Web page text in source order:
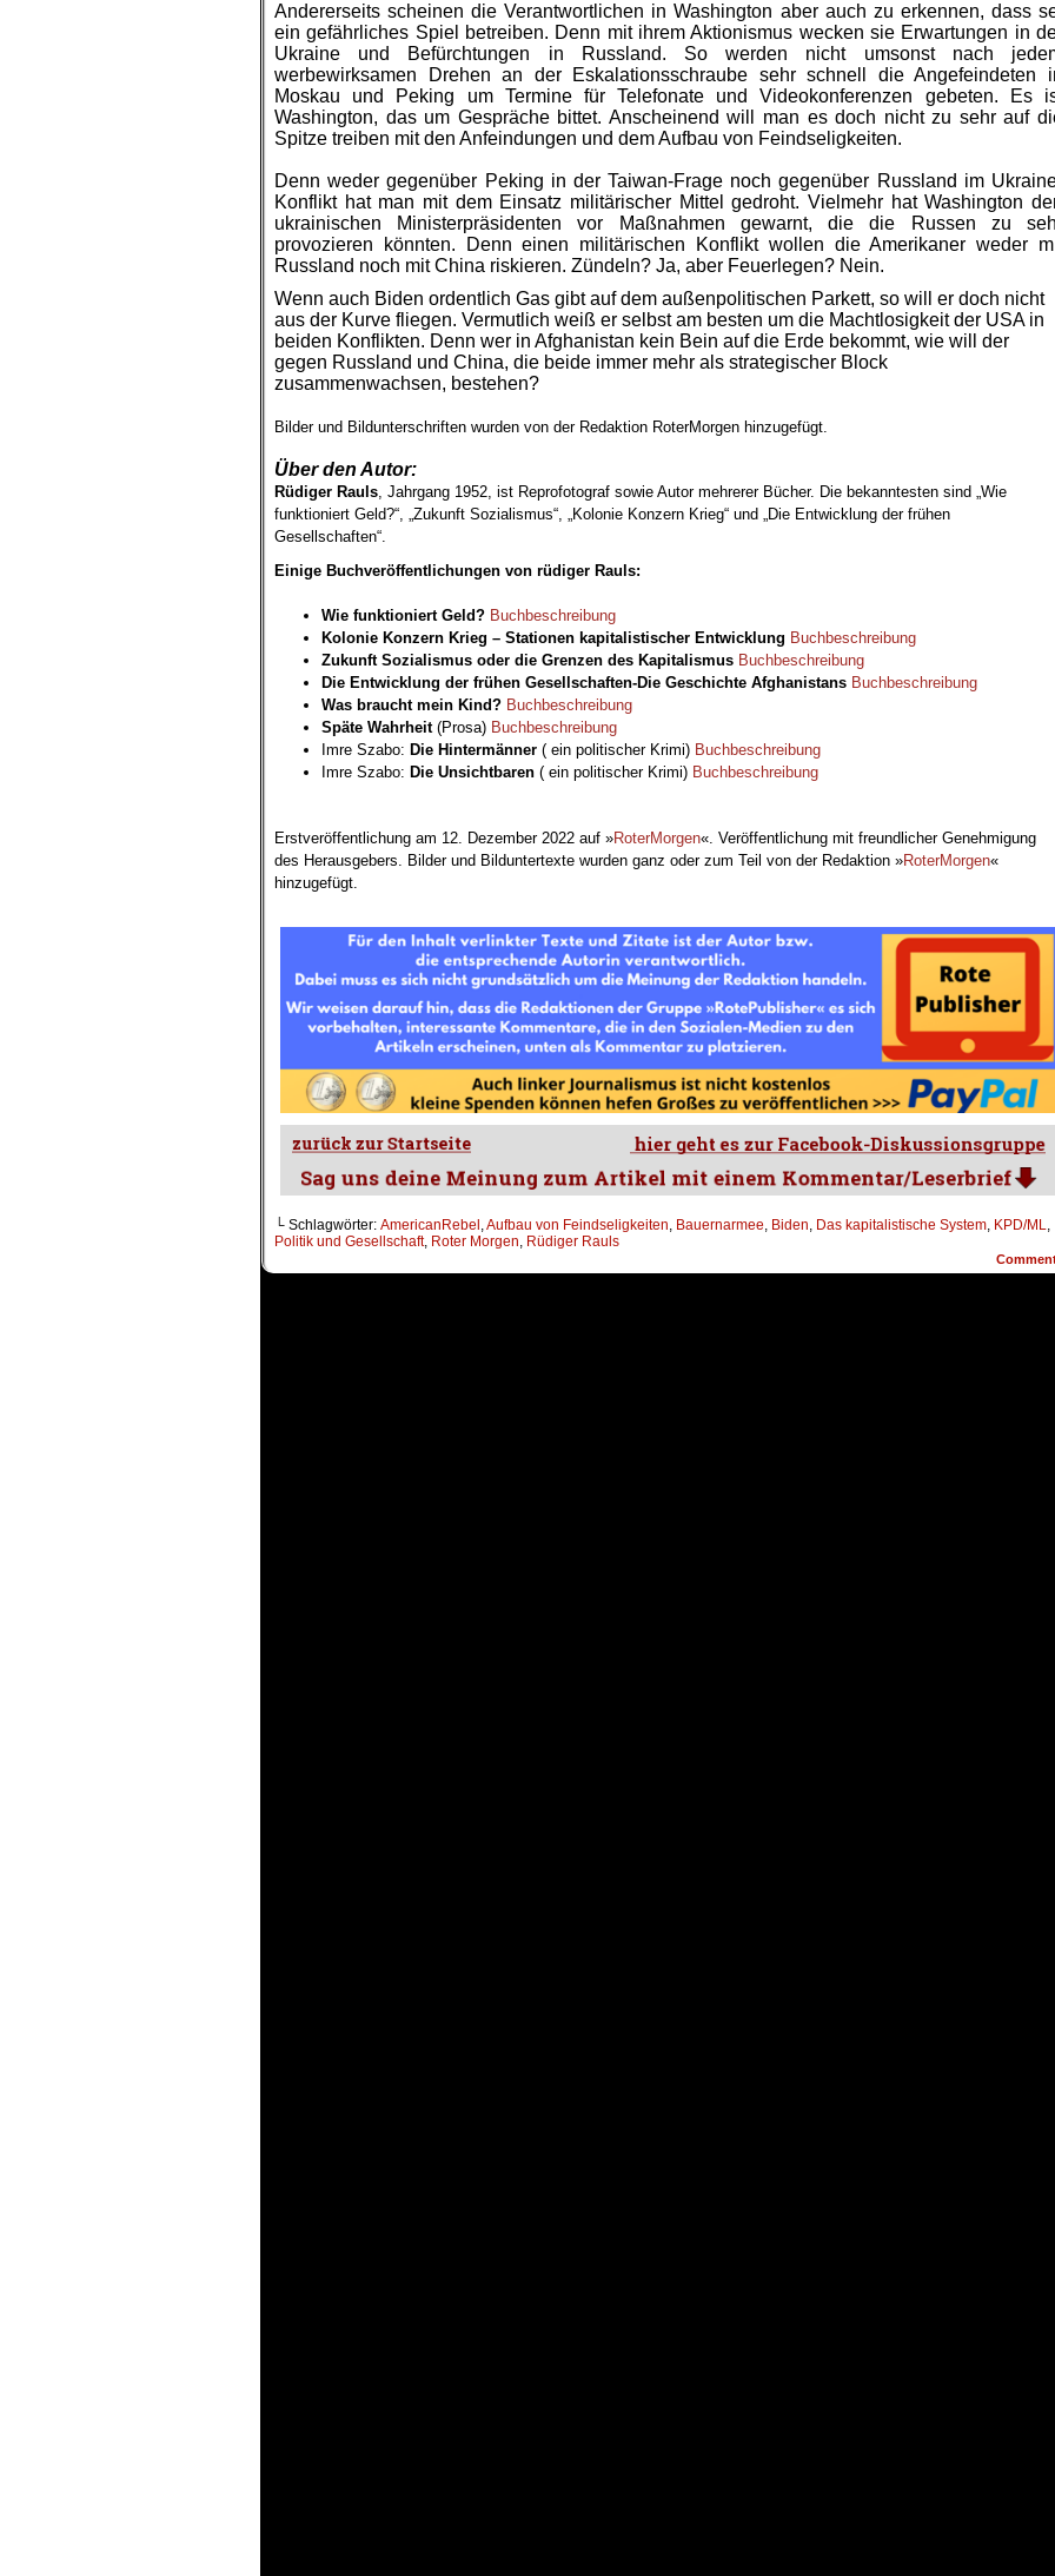
Andererseits scheinen die Verantwortlichen in Washington aber auch zu erkennen, dass
ein gefährliches Spiel betreiben. Denn mit ihrem Aktionismus wecken sie Erwartungen in
Ukraine und Befürchtungen in Russland. So werden nicht umsonst nach
werbewirksamen Drehen an der Eskalationsschraube sehr schnell die Angefeindeten
Moskau und Peking um Termine für Telefonate und Videokonferenzen gebeten. Es
Washington, das um Gespräche bittet. Anscheinend will man es doch nicht zu sehr auf
Spitze treiben mit den Anfeindungen und dem Aufbau von Feindseligkeiten.
Denn weder gegenüber Peking in der Taiwan-Frage noch gegenüber Russland im
Konflikt hat man mit dem Einsatz militärischer Mittel gedroht. Vielmehr hat Washington
ukrainischen Ministerpräsidenten vor Maßnahmen gewarnt, die die Russen zu
provozieren könnten. Denn einen militärischen Konflikt wollen die Amerikaner weder
Russland noch mit China riskieren. Zündeln? Ja, aber Feuerlegen? Nein.
Wenn auch Biden ordentlich Gas gibt auf dem außenpolitischen Parkett, so will er doch nicht
aus der Kurve fliegen. Vermutlich weiß er selbst am besten um die Machtlosigkeit der USA in
beiden Konflikten. Denn wer in Afghanistan kein Bein auf die Erde bekommt, wie will der
gegen Russland und China, die beide immer mehr als strategischer Block
zusammenwachsen, bestehen?
Bilder und Bildunterschriften wurden von der Redaktion RoterMorgen hinzugefügt.
Über den Autor:
Rüdiger Rauls, Jahrgang 1952, ist Reprofotograf sowie Autor mehrerer Bücher. Die bekanntesten sind „Wie
funktioniert Geld?“, „Zukunft Sozialismus“, „Kolonie Konzern Krieg“ und „Die Entwicklung der frühen
Gesellschaften“.
Einige Buchveröffentlichungen von rüdiger Rauls:
Wie funktioniert Geld? Buchbeschreibung
Kolonie Konzern Krieg – Stationen kapitalistischer Entwicklung Buchbeschreibung
Zukunft Sozialismus oder die Grenzen des Kapitalismus Buchbeschreibung
Die Entwicklung der frühen Gesellschaften-Die Geschichte Afghanistans Buchbeschreibung
Was braucht mein Kind? Buchbeschreibung
Späte Wahrheit(Prosa) Buchbeschreibung
Imre Szabo: Die Hintermänner ( ein politischer Krimi) Buchbeschreibung
Imre Szabo: Die Unsichtbaren ( ein politischer Krimi) Buchbeschreibung
Erstveröffentlichung am 12. Dezember 2022 auf »RoterMorgen«. Veröffentlichung mit freundlicher Genehmigung
des Herausgebers. Bilder und Bilduntertexte wurden ganz oder zum Teil von der Redaktion »RoterMorgen«
hinzugefügt.
└ Schlagwörter: AmericanRebel ,Aufbau von Feindseligkeiten, Bauernarmee, Biden, Das kapitalistische System, KPD/ML,
Politik und Gesellschaft, Roter Morgen, Rüdiger Rauls